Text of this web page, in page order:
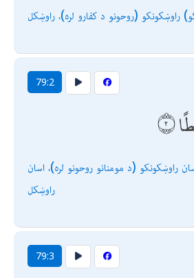
راوښكونكو (روحونو د كفارو لره)، راوښكل
79:2
راوښكونكو (د مومنانو روحونو لره)، اسان
راوښكل
79:3